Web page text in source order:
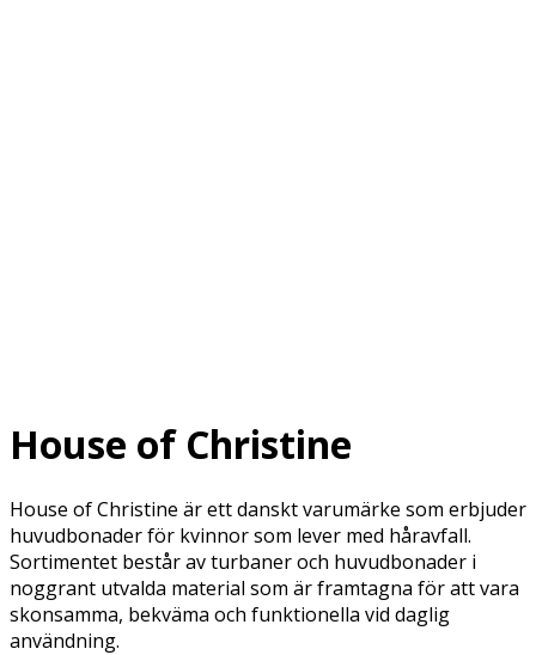
House of Christine
House of Christine är ett danskt varumärke som erbjuder
huvudbonader för kvinnor som lever med håravfall.
Sortimentet består av turbaner och huvudbonader i
noggrant utvalda material som är framtagna för att vara
skonsamma, bekväma och funktionella vid daglig
användning.